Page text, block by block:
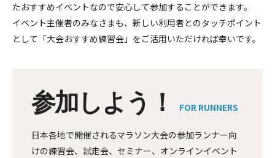
たおすすめイベントなので安心して参加することができます。
イベント主催者のみなさまも、新しい利用者とのタッチポイント
として「大会おすすめ練習会」をご活用いただければ幸いです。
参加しよう！ FOR RUNNERS
日本各地で開催されるマラソン大会の参加ランナー向
けの練習会、試走会、セミナー、オンラインイベント